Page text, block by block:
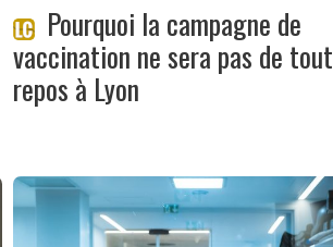
Pourquoi la campagne de
vaccination ne sera pas de tout
repos à Lyon